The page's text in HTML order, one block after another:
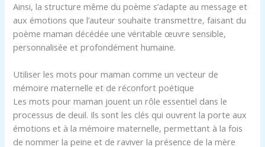
Ainsi, la structure même du poème s’adapte au message et
aux émotions que l’auteur souhaite transmettre, faisant du
poème maman décédée une véritable œuvre sensible,
personnalisée et profondément humaine.
Utiliser les mots pour maman comme un vecteur de
mémoire maternelle et de réconfort poétique
Les mots pour maman jouent un rôle essentiel dans le
processus de deuil. Ils sont les clés qui ouvrent la porte aux
émotions et à la mémoire maternelle, permettant à la fois
de nommer la peine et de raviver la présence de la mère